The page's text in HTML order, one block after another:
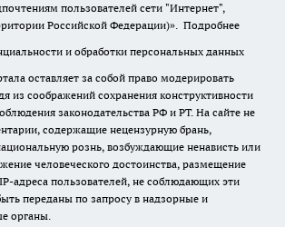
пользователей сети "Интернет",
Российской Федерации)». Подробнее
и обработки персональных данных
оставляет за собой право модерировать
из соображений сохранения конструктивности
законодательства РФ и РТ. На сайте не
содержащие нецензурную брань,
рознь, возбуждающие ненависть или
человеческого достоинства, размещение
адреса пользователей, не соблюдающих эти
переданы по запросу в надзорные и
органы.